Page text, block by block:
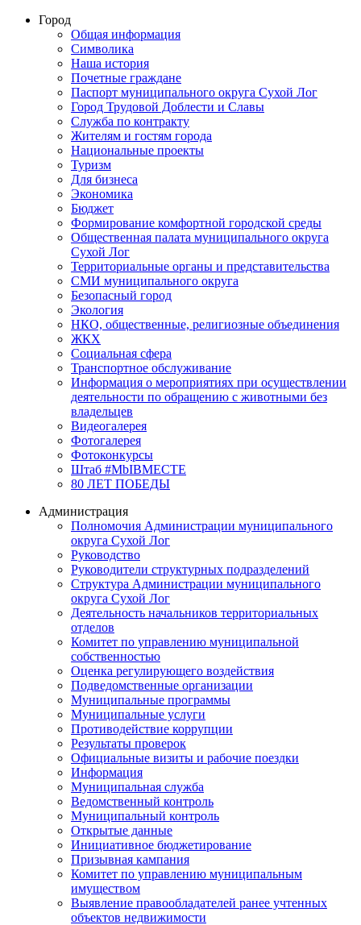
Город
Общая информация
Символика
Наша история
Почетные граждане
Паспорт муниципального округа Сухой Лог
Город Трудовой Доблести и Славы
Служба по контракту
Жителям и гостям города
Национальные проекты
Туризм
Для бизнеса
Экономика
Бюджет
Формирование комфортной городской среды
Общественная палата муниципального округа
Сухой Лог
Территориальные органы и представительства
СМИ муниципального округа
Безопасный город
Экология
НКО, общественные, религиозные объединения
ЖКХ
Социальная сфера
Транспортное обслуживание
Информация о мероприятиях при осуществлении
деятельности по обращению с животными без
владельцев
Видеогалерея
Фотогалерея
Фотоконкурсы
Штаб #MbIBMECTE
80 ЛЕТ ПОБЕДЫ
Администрация
Полномочия Администрации муниципального
округа Сухой Лог
Руководство
Руководители структурных подразделений
Структура Администрации муниципального
округа Сухой Лог
Деятельность начальников территориальных
отделов
Комитет по управлению муниципальной
собственностью
Оценка регулирующего воздействия
Подведомственные организации
Муниципальные программы
Муниципальные услуги
Противодействие коррупции
Результаты проверок
Официальные визиты и рабочие поездки
Информация
Муниципальная служба
Ведомственный контроль
Муниципальный контроль
Открытые данные
Инициативное бюджетирование
Призывная кампания
Комитет по управлению муниципальным
имуществом
Выявление правообладателей ранее учтенных
объектов недвижимости